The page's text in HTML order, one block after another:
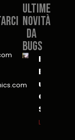
Ultime
novità
da
Bugs
B.U.G.S.
Bureau
unit for
Global
Security
Leggi tutto